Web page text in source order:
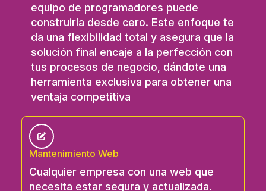
equipo de programadores puede
construirla desde cero. Este enfoque te
da una flexibilidad total y asegura que la
solución final encaje a la perfección con
tus procesos de negocio, dándote una
herramienta exclusiva para obtener una
ventaja competitiva
Mantenimiento Web
Cualquier empresa con una web que
necesita estar segura y actualizada.